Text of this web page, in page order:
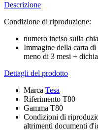
Descrizione
Condizione di riproduzione:
numero inciso sulla
Immagine della carta
meno di 3 mesi +
Dettagli del prodotto
Marca Tesa
Riferimento T80
Gamma T80
Condizioni di
altrimenti documenti